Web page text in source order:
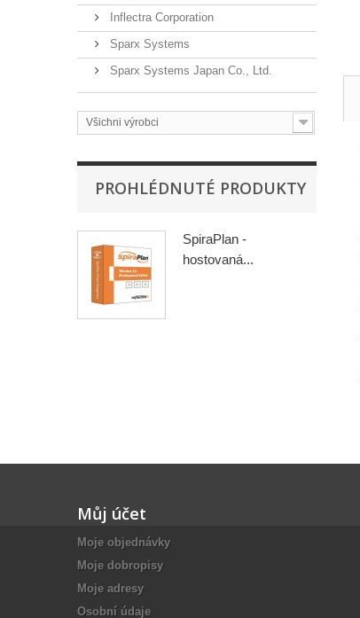
Inflectra Corporation
Sparx Systems
Sparx Systems Japan Co., Ltd.
Všichni výrobci
PROHLÉDNUTÉ PRODUKTY
SpiraPlan -
hostovaná...
Můj účet
Moje objednávky
Moje dobropisy
Moje adresy
Osobní údaje